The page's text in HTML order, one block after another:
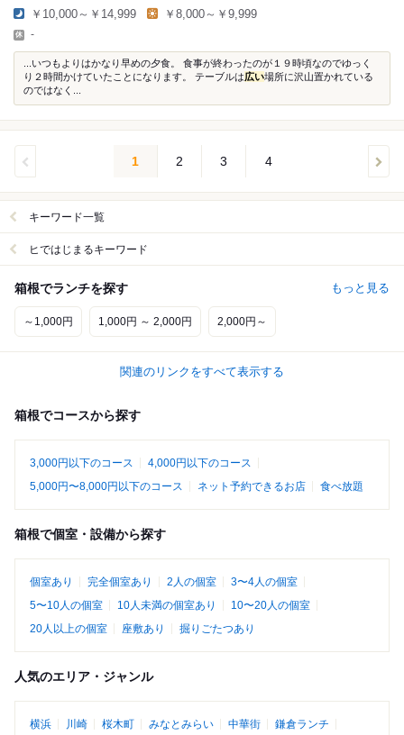
￥10,000～￥14,999 ￥8,000～￥9,999
-
...いつもよりはかなり早めの夕食。 食事が終わったのが１９時頃なのでゆっく
り２時間かけていたことになります。 テーブルは広い場所に沢山置かれている
のではなく...
1 2 3 4
キーワード一覧
ヒではじまるキーワード
箱根でランチを探す もっと見る
～1,000円 1,000円 ～ 2,000円 2,000円～
関連のリンクをすべて表示する
箱根でコースから探す
3,000円以下のコース
4,000円以下のコース
5,000円〜8,000円以下のコース
ネット予約できるお店 食べ放題
箱根で個室・設備から探す
個室あり 完全個室あり 2人の個室
3〜4人の個室
5〜10人の個室
10人未満の個室あり
10〜20人の個室
20人以上の個室
座敷あり 掘りごたつあり
人気のエリア・ジャンル
横浜 川崎 桜木町 みなとみらい 中華街
鎌倉ランチ